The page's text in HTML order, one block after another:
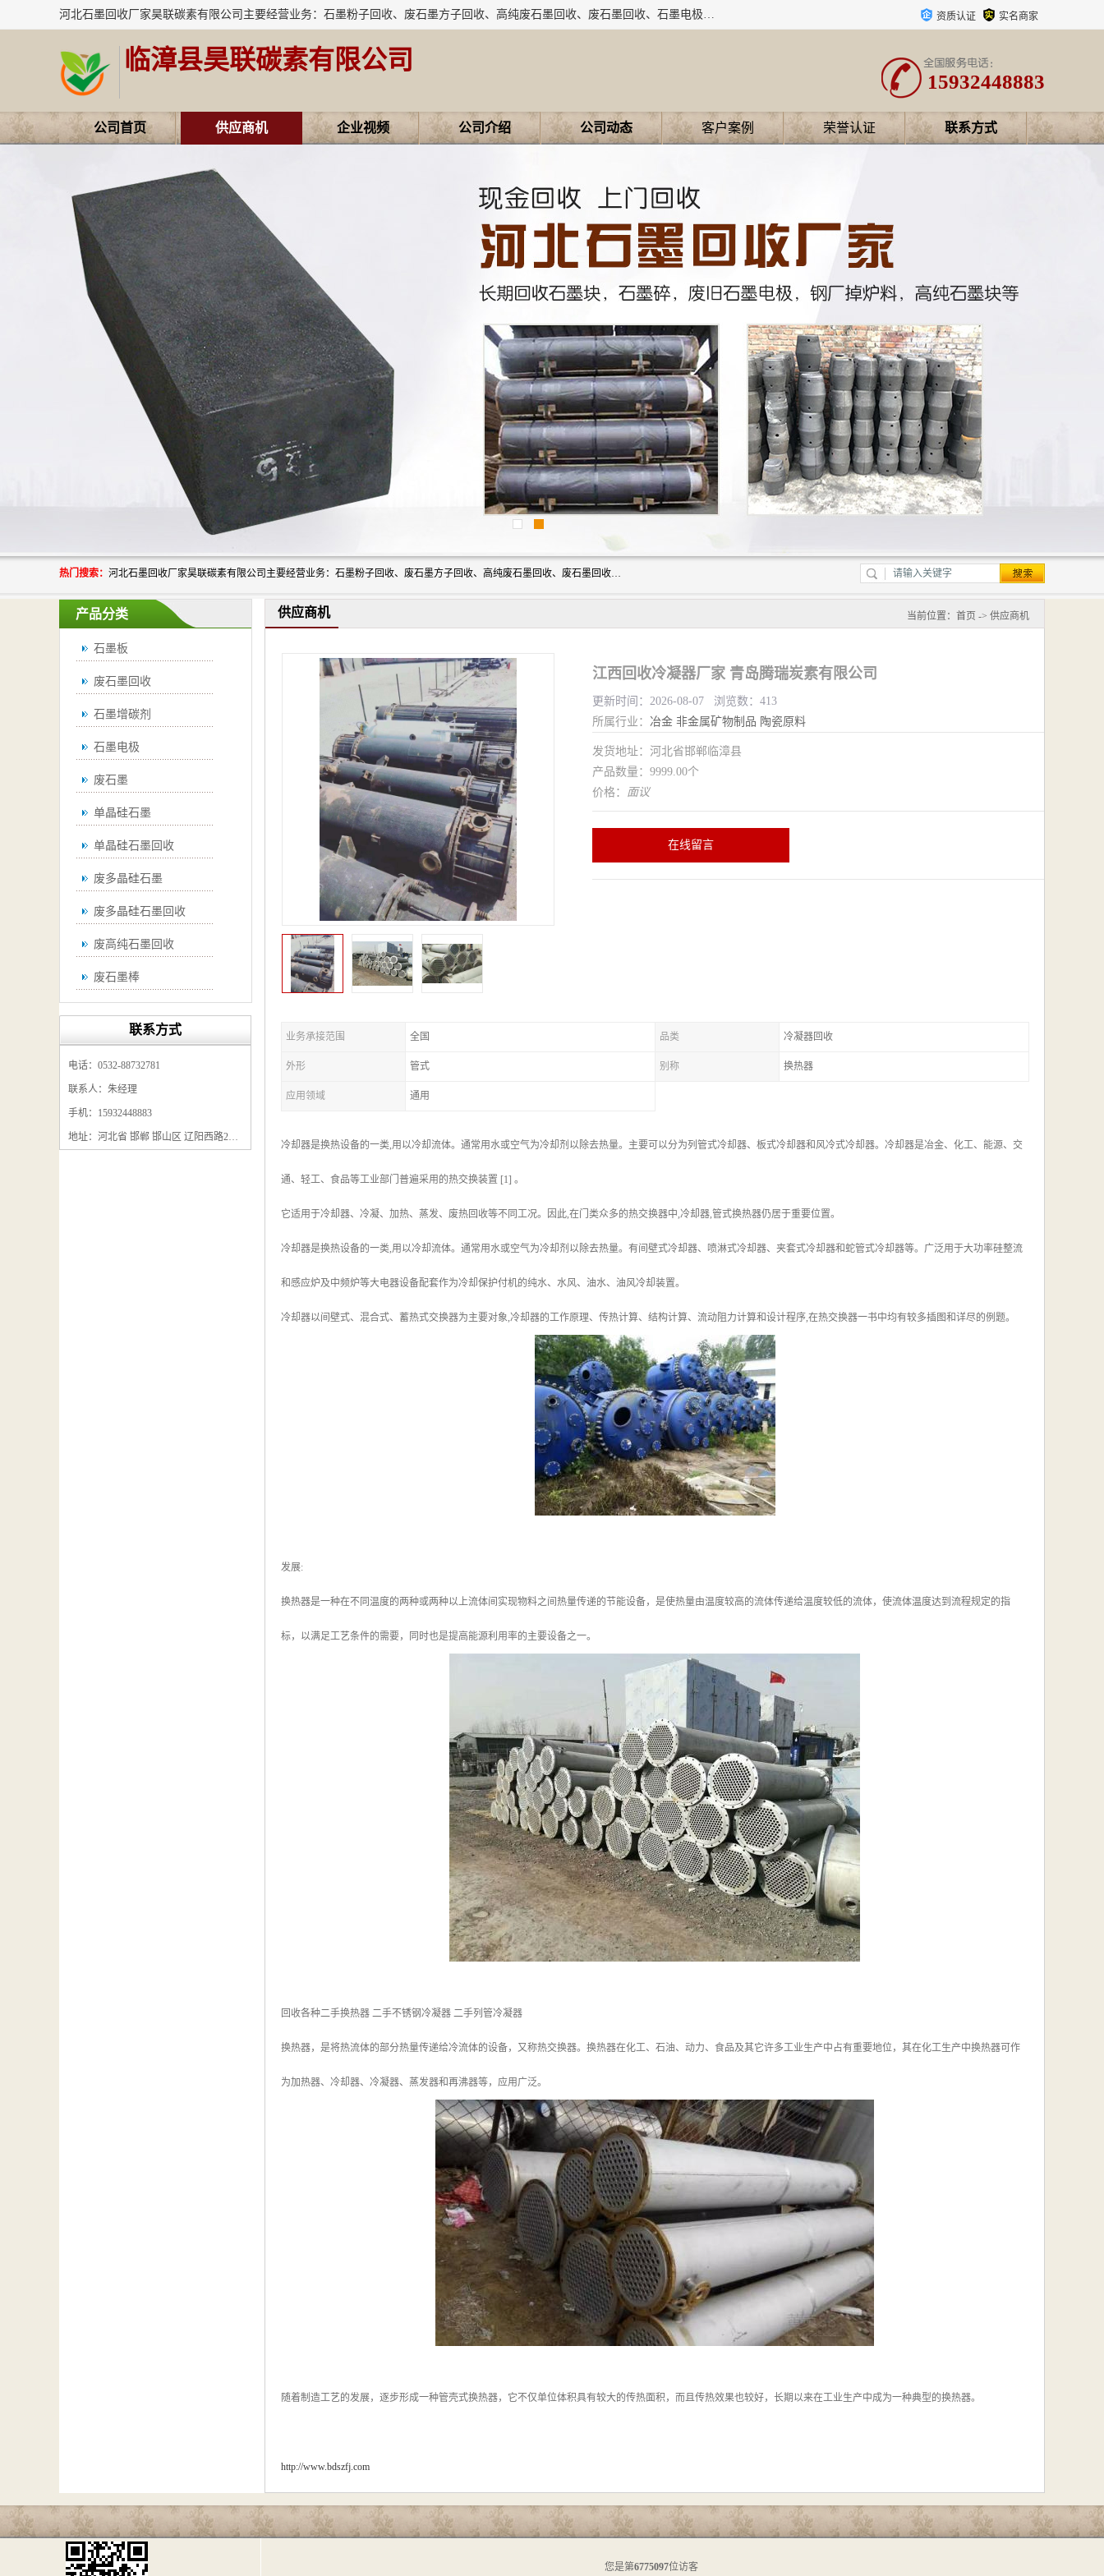
河北石墨回收厂家昊联碳素有限公司主要经营业务：石墨粉子回收、废石墨方子回收、高纯废石墨回收、废石墨回收、石墨电极回收、废石墨板回收、石墨增碳剂、单晶硅石墨、单晶硅石墨回收、废多晶硅石墨、废多晶硅石墨回收、废高纯石墨回收、废石墨、废石墨棒、废石墨棒回收、废石墨换热器回收、高纯石墨回收、石墨粉回收、石墨换热器回收、石墨纸回收、回收石墨板、回收石墨电极、石墨板回收、石墨回收。 资质认证 实名商家
临漳县昊联碳素有限公司
15932448883
公司首页 供应商机 企业视频 公司介绍 公司动态 客户案例 荣誉认证 联系方式
热门搜索： 河北石墨回收厂家昊联碳素有限公司主要经营业务：石墨粉子回收、废石墨方子回收、高纯废石墨回收、废石墨回收、石墨电极回收、废石墨板回收、石墨增碳剂、单晶硅石墨、单晶硅石墨回收、废多晶硅石墨、废多晶硅石墨回收、废高纯石墨回收、废石墨、废石墨棒、废石墨棒回收、废石墨换热器回收、高纯石墨回收、石墨粉回收、石墨换热器回收、石墨纸回收、回收石墨板、回收石墨电极、石墨板回收、石墨回收。
产品分类
石墨板
废石墨回收
石墨增碳剂
石墨电极
废石墨
单晶硅石墨
单晶硅石墨回收
废多晶硅石墨
废多晶硅石墨回收
废高纯石墨回收
废石墨棒
废石墨换热器回收
石墨粉回收
石墨换热器回收
联系方式
电话：0532-88732781
联系人：朱经理
手机：15932448883
地址：河北省 邯郸 邯山区 辽阳西路295号
供应商机 当前位置： 首页 -> 供应商机
江西回收冷凝器厂家 青岛腾瑞炭素有限公司
更新时间：2026-08-07 浏览数：413
所属行业： 冶金 非金属矿物制品 陶瓷原料
发货地址：河北省邯郸临漳县
产品数量：9999.00个
价格： 面议
在线留言
业务承接范围 全国 品类 冷凝器回收
外形 管式 别称 换热器
应用领域 通用
冷却器是换热设备的一类,用以冷却流体。通常用水或空气为冷却剂以除去热量。主要可以分为列管式冷却器、板式冷却器和风冷式冷却器。冷却器是冶金、化工、能源、交
通、轻工、食品等工业部门普遍采用的热交换装置 [1] 。
它适用于冷却器、冷凝、加热、蒸发、废热回收等不同工况。因此,在门类众多的热交换器中,冷却器,管式换热器仍居于重要位置。
冷却器是换热设备的一类,用以冷却流体。通常用水或空气为冷却剂以除去热量。有间壁式冷却器、喷淋式冷却器、夹套式冷却器和蛇管式冷却器等。广泛用于大功率硅整流
和感应炉及中频炉等大电器设备配套作为冷却保护付机的纯水、水风、油水、油风冷却装置。
冷却器以间壁式、混合式、蓄热式交换器为主要对象,冷却器的工作原理、传热计算、结构计算、流动阻力计算和设计程序,在热交换器一书中均有较多插图和详尽的例题。
发展:
换热器是一种在不同温度的两种或两种以上流体间实现物料之间热量传递的节能设备，是使热量由温度较高的流体传递给温度较低的流体，使流体温度达到流程规定的指
标，以满足工艺条件的需要，同时也是提高能源利用率的主要设备之一。
回收各种二手换热器 二手不锈钢冷凝器 二手列管冷凝器
换热器，是将热流体的部分热量传递给冷流体的设备，又称热交换器。换热器在化工、石油、动力、食品及其它许多工业生产中占有重要地位，其在化工生产中换热器可作
为加热器、冷却器、冷凝器、蒸发器和再沸器等，应用广泛。
随着制造工艺的发展，逐步形成一种管壳式换热器，它不仅单位体积具有较大的传热面积，而且传热效果也较好，长期以来在工业生产中成为一种典型的换热器。
http://www.bdszfj.com
您是第6775097位访客